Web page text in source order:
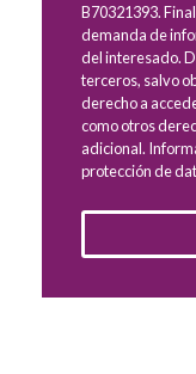
B70321393.
demanda de
del interesado.
terceros, salvo
derecho a
como otros
adicional.
protección de